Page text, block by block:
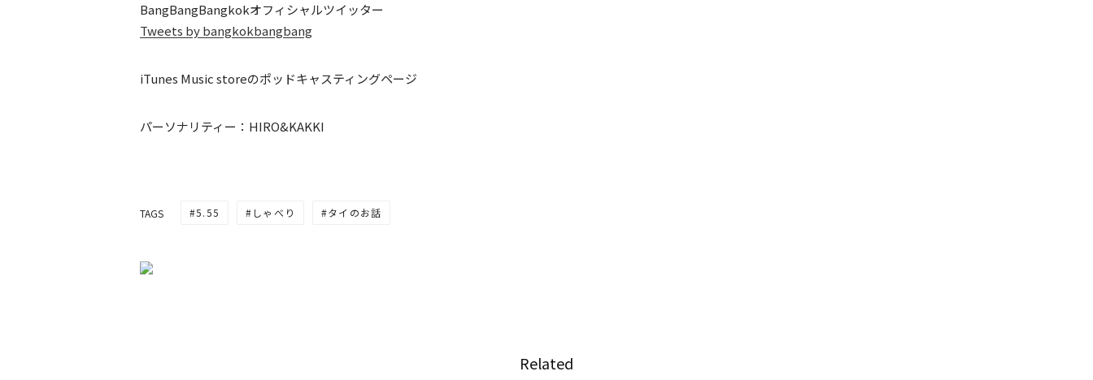
BangBangBangkokオフィシャルツイッター
Tweets by bangkokbangbang
iTunes Music storeのポッドキャスティングページ
パーソナリティー：HIRO&KAKKI
TAGS 5.55 しゃべり タイのお話
Related